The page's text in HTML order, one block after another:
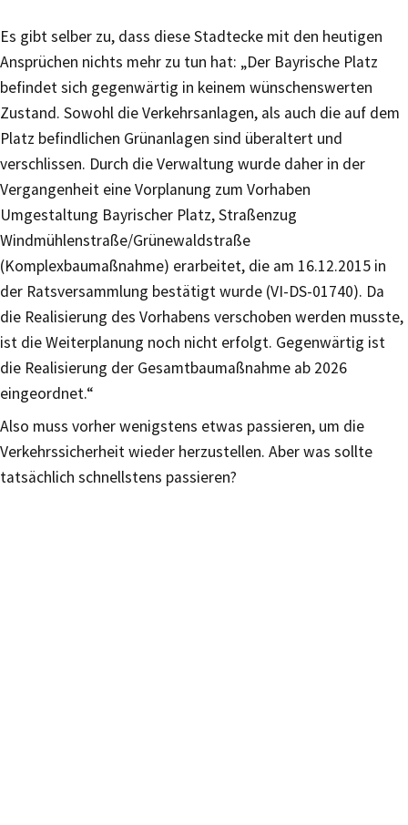
Es gibt selber zu, dass diese Stadtecke mit den heutigen
Ansprüchen nichts mehr zu tun hat: „Der Bayrische Platz
befindet sich gegenwärtig in keinem wünschenswerten
Zustand. Sowohl die Verkehrsanlagen, als auch die auf dem
Platz befindlichen Grünanlagen sind überaltert und
verschlissen. Durch die Verwaltung wurde daher in der
Vergangenheit eine Vorplanung zum Vorhaben
Umgestaltung Bayrischer Platz, Straßenzug
Windmühlenstraße/Grünewaldstraße
(Komplexbaumaßnahme) erarbeitet, die am 16.12.2015 in
der Ratsversammlung bestätigt wurde (VI-DS-01740). Da
die Realisierung des Vorhabens verschoben werden musste,
ist die Weiterplanung noch nicht erfolgt. Gegenwärtig ist
die Realisierung der Gesamtbaumaßnahme ab 2026
eingeordnet.“
Also muss vorher wenigstens etwas passieren, um die
Verkehrssicherheit wieder herzustellen. Aber was sollte
tatsächlich schnellstens passieren?